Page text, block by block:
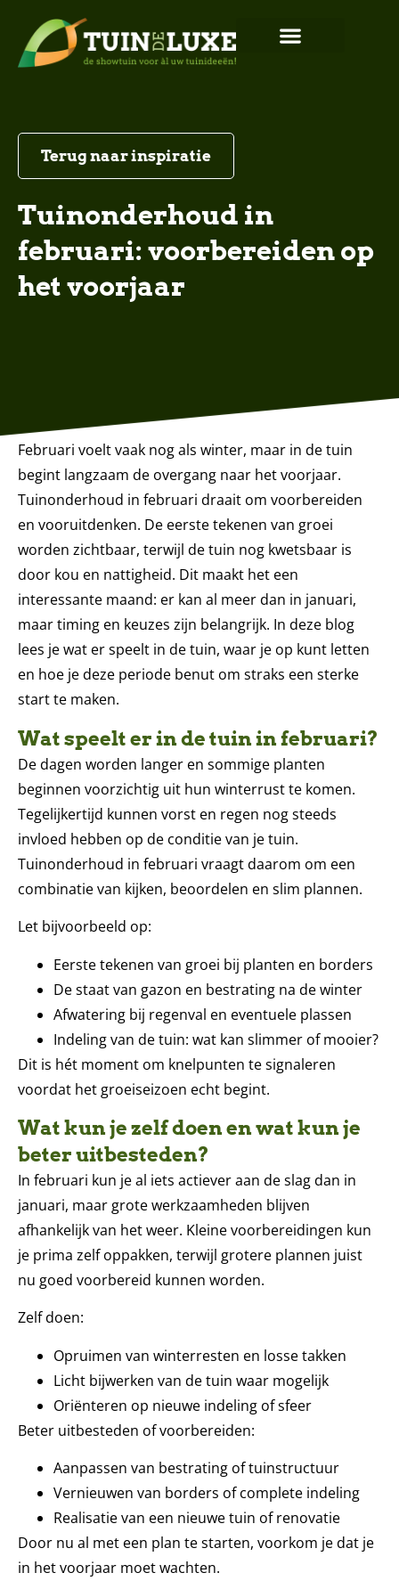
Terug naar inspiratie
Tuinonderhoud in
februari: voorbereiden op
het voorjaar
Februari voelt vaak nog als winter, maar in de tuin
begint langzaam de overgang naar het voorjaar.
Tuinonderhoud in februari draait om voorbereiden
en vooruitdenken. De eerste tekenen van groei
worden zichtbaar, terwijl de tuin nog kwetsbaar is
door kou en nattigheid. Dit maakt het een
interessante maand: er kan al meer dan in januari,
maar timing en keuzes zijn belangrijk. In deze blog
lees je wat er speelt in de tuin, waar je op kunt letten
en hoe je deze periode benut om straks een sterke
start te maken.
Wat speelt er in de tuin in februari?
De dagen worden langer en sommige planten
beginnen voorzichtig uit hun winterrust te komen.
Tegelijkertijd kunnen vorst en regen nog steeds
invloed hebben op de conditie van je tuin.
Tuinonderhoud in februari vraagt daarom om een
combinatie van kijken, beoordelen en slim plannen.
Let bijvoorbeeld op:
Eerste tekenen van groei bij planten en borders
De staat van gazon en bestrating na de winter
Afwatering bij regenval en eventuele plassen
Indeling van de tuin: wat kan slimmer of mooier?
Dit is hét moment om knelpunten te signaleren
voordat het groeiseizoen echt begint.
Wat kun je zelf doen en wat kun je
beter uitbesteden?
In februari kun je al iets actiever aan de slag dan in
januari, maar grote werkzaamheden blijven
afhankelijk van het weer. Kleine voorbereidingen kun
je prima zelf oppakken, terwijl grotere plannen juist
nu goed voorbereid kunnen worden.
Zelf doen:
Opruimen van winterresten en losse takken
Licht bijwerken van de tuin waar mogelijk
Oriënteren op nieuwe indeling of sfeer
Beter uitbesteden of voorbereiden:
Aanpassen van bestrating of tuinstructuur
Vernieuwen van borders of complete indeling
Realisatie van een nieuwe tuin of renovatie
Door nu al met een plan te starten, voorkom je dat je
in het voorjaar moet wachten.